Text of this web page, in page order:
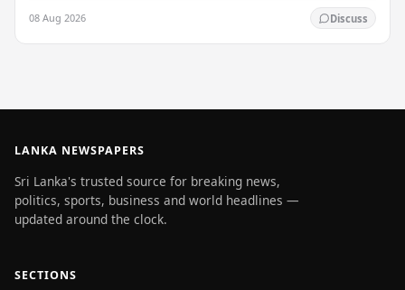
08 Aug 2026 Discuss
LANKA NEWSPAPERS
Sri Lanka's trusted source for breaking news,
politics, sports, business and world headlines —
updated around the clock.
SECTIONS